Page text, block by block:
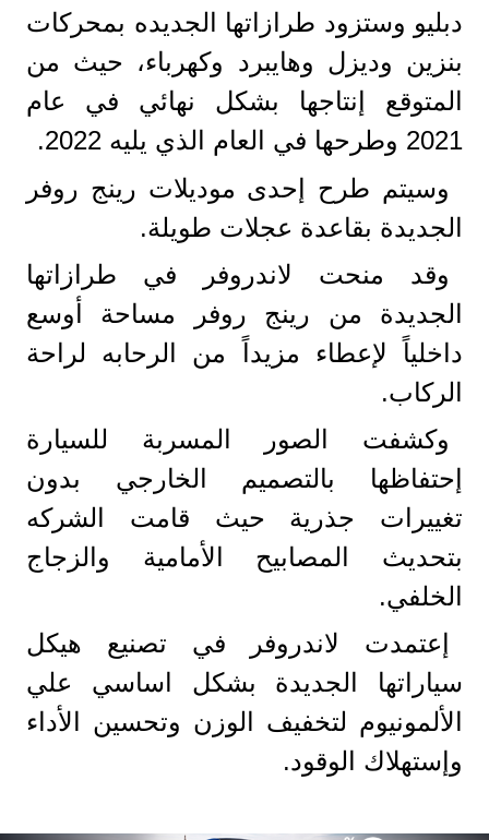
دبليو وستزود طرازاتها الجديده بمحركات
بنزين وديزل وهايبرد وكهرباء، حيث من
المتوقع إنتاجها بشكل نهائي في عام
2021 وطرحها في العام الذي يليه 2022.
وسيتم طرح إحدى موديلات رينج روفر
الجديدة بقاعدة عجلات طويلة.
وقد منحت لاندروفر في طرازاتها
الجديدة من رينج روفر مساحة أوسع
داخلياً لإعطاء مزيداً من الرحابه لراحة
الركاب.
وكشفت الصور المسربة للسيارة
إحتفاظها بالتصميم الخارجي بدون
تغييرات جذرية حيث قامت الشركه
بتحديث المصابيح الأمامية والزجاج
الخلفي.
إعتمدت لاندروفر في تصنيع هيكل
سياراتها الجديدة بشكل اساسي علي
الألمونيوم لتخفيف الوزن وتحسين الأداء
وإستهلاك الوقود.